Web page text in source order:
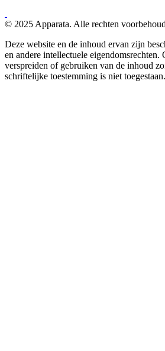
© 2025 Apparata. Alle rechten
Deze website en de inhoud ervan zijn
en andere intellectuele
verspreiden of gebruiken van de inhoud
schriftelijke toestemming is niet toegestaan.